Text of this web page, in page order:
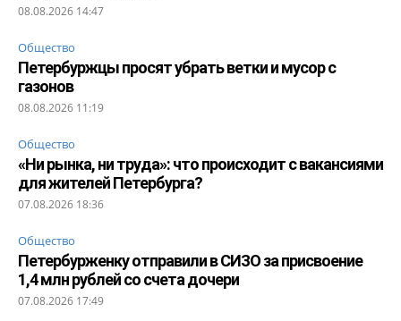
08.08.2026 14:47
Общество
Петербуржцы просят убрать ветки и мусор с
газонов
08.08.2026 11:19
Общество
«Ни рынка, ни труда»: что происходит с вакансиями
для жителей Петербурга?
07.08.2026 18:36
Общество
Петербурженку отправили в СИЗО за присвоение
1,4 млн рублей со счета дочери
07.08.2026 17:49